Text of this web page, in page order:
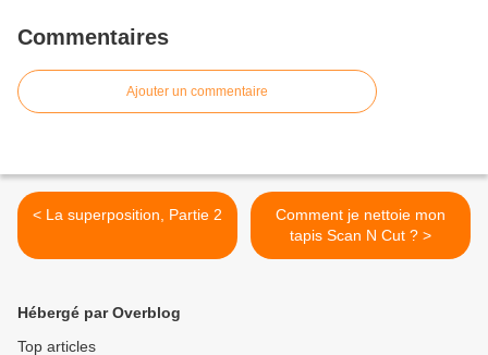
Commentaires
Ajouter un commentaire
< La superposition, Partie 2
Comment je nettoie mon
tapis Scan N Cut ? >
Hébergé par Overblog
Top articles